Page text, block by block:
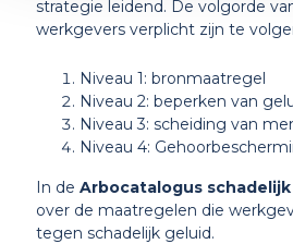
strategie leidend. De volgorde
werkgevers verplicht zijn te
Niveau 1: bronmaatregel
Niveau 2: beperken van
Niveau 3: scheiding van
Niveau 4:
In de Arbocatalogus
over de maatregelen die
tegen schadelijk geluid.